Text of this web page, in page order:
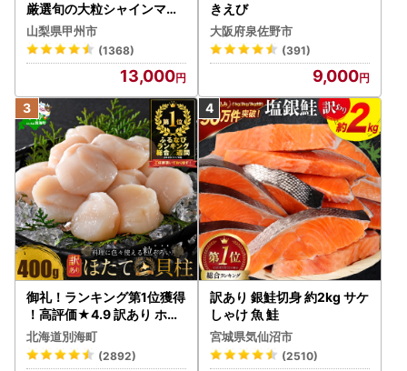
厳選旬の大粒シャインマス
カット 約1.3kg 2～3房【2
026年発送】（MG）B12-
472 FN-Limited-VO シャ
インマスカット フルーツ
山梨県甲州市
(1368)
13,000
きえび
大阪府泉佐野市
(391)
9,000
御礼！ランキング第1位獲得
！高評価★4.9 訳あり ホタ
テ 400g（ほたて 帆立 貝柱
冷凍 ）
北海道別海町
(2892)
訳あり 銀鮭切身 約2kg サケ
しゃけ 魚 鮭
宮城県気仙沼市
(2510)